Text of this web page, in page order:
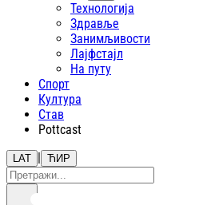
Технологија
Здравље
Занимљивости
Лајфстajл
На путу
Спорт
Култура
Став
Pottcast
LAT | ЋИР